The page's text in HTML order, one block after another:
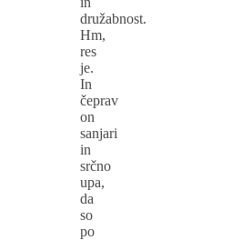
družabnost.
Hm,
res
je.
In
čeprav
on
sanjari
in
srčno
upa,
da
so
po